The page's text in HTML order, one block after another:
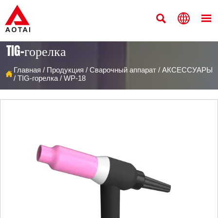
  
TIG-горелка
 Главная / Продукция / Сварочный аппарат / АКСЕССУАРЫ
/ TIG-горелка/ WP-18